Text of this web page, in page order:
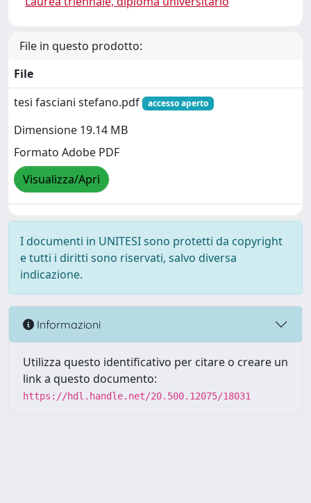
File in questo prodotto:
File
tesi fasciani stefano.pdf
accesso aperto
Dimensione 19.14 MB
Formato Adobe PDF
Visualizza/Apri
I documenti in UNITESI sono protetti da copyright
e tutti i diritti sono riservati, salvo diversa
indicazione.
Informazioni
Utilizza questo identificativo per citare o creare un
link a questo documento:
https://hdl.handle.net/20.500.12075/18031